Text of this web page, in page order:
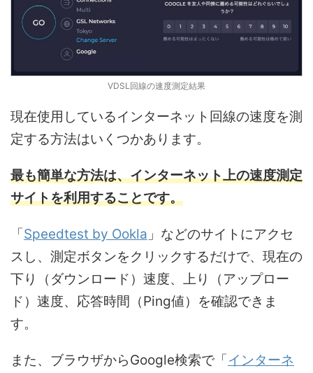
VDSL回線の速度測定結果
現在使用しているインターネット回線の速度を測
定する方法はいくつかあります。
最も簡単な方法は、インターネット上の速度測定
サイトを利用することです。
「Speedtest by Ookla 」などのサイトにアクセ
スし、測定ボタンをクリックするだけで、現在の
下り（ダウンロード）速度、上り（アップロー
ド）速度、応答時間（Ping値）を確認できま
す。
また、ブラウザからGoogle検索で「インターネ